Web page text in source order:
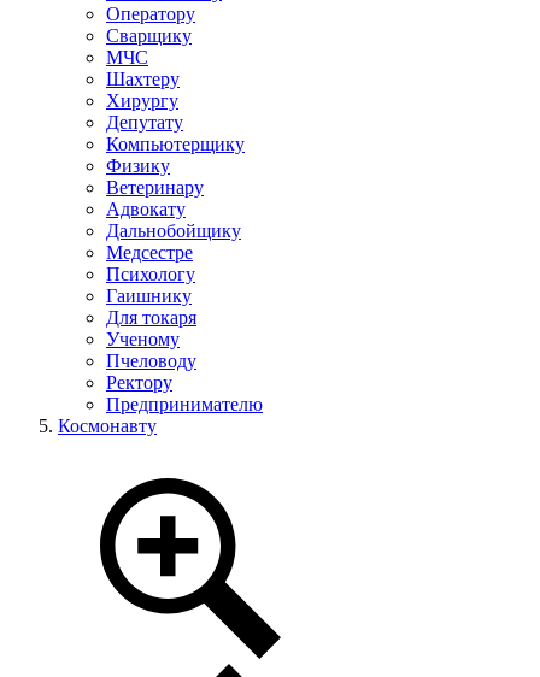
Оператору
Сварщику
МЧС
Шахтеру
Хирургу
Депутату
Компьютерщику
Физику
Ветеринару
Адвокату
Дальнобойщику
Медсестре
Психологу
Гаишнику
Для токаря
Ученому
Пчеловоду
Ректору
Предпринимателю
Космонавту